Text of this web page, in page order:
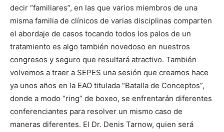
decir “familiares”, en las que varios miembros de una
misma familia de clínicos de varias disciplinas comparten
el abordaje de casos tocando todos los palos de un
tratamiento es algo también novedoso en nuestros
congresos y seguro que resultará atractivo. También
volvemos a traer a SEPES una sesión que creamos hace
ya unos años en la EAO titulada “Batalla de Conceptos”,
donde a modo “ring” de boxeo, se enfrentarán diferentes
conferenciantes para resolver un mismo caso de
maneras diferentes. El Dr. Denis Tarnow, quien será